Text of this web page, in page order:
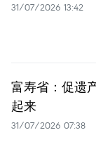
31/07/2026 13:42
富寿省：促遗
起来
31/07/2026 07:38